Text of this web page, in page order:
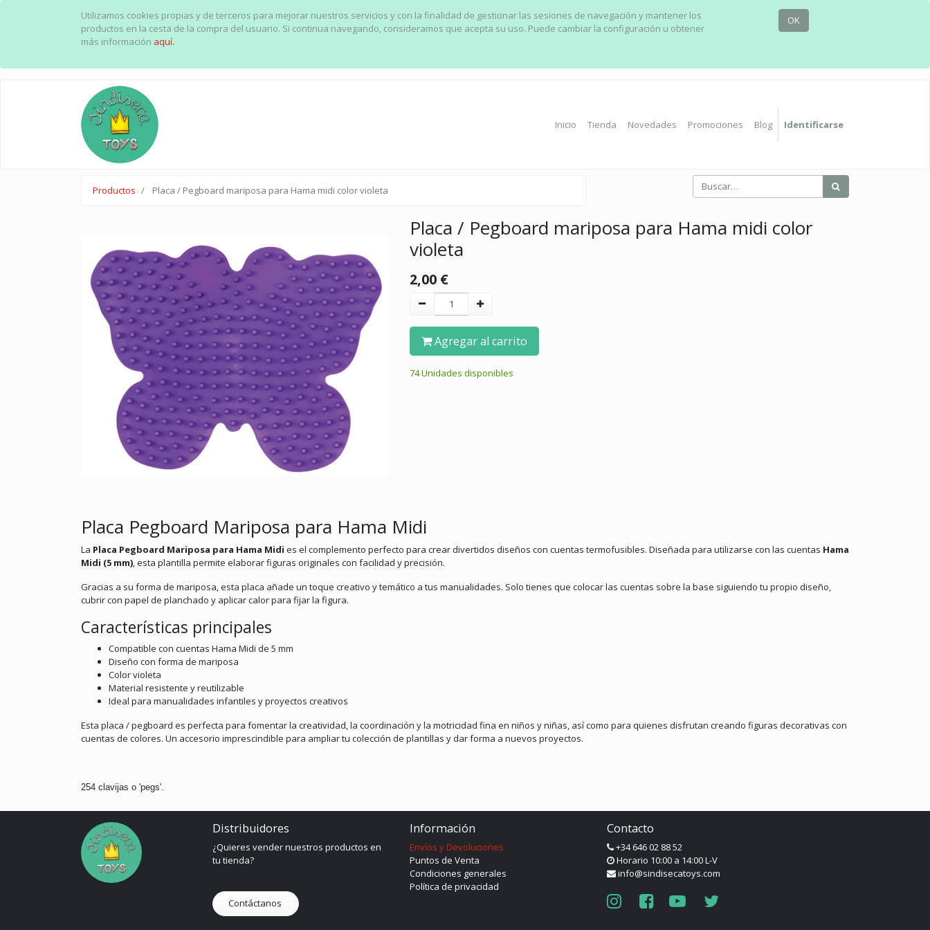
Utilizamos cookies propias y de terceros para mejorar nuestros servicios y con la finalidad de gestionar las sesiones de navegación y mantener los
productos en la cesta de la compra del usuario. Si continua navegando, consideramos que acepta su uso. Puede cambiar la configuración u obtener
más información aquí.
OK
Inicio Tienda Novedades Promociones Blog Identificarse
Productos Placa / Pegboard mariposa para Hama midi color violeta
Placa / Pegboard mariposa para Hama midi color
violeta
2,00 €
Agregar al carrito
74 Unidades disponibles
Placa Pegboard Mariposa para Hama Midi
La Placa Pegboard Mariposa para Hama Midi es el complemento perfecto para crear divertidos diseños con cuentas termofusibles. Diseñada para utilizarse con las cuentas Hama
Midi (5 mm), esta plantilla permite elaborar figuras originales con facilidad y precisión.
Gracias a su forma de mariposa, esta placa añade un toque creativo y temático a tus manualidades. Solo tienes que colocar las cuentas sobre la base siguiendo tu propio diseño,
cubrir con papel de planchado y aplicar calor para fijar la figura.
Características principales
Compatible con cuentas Hama Midi de 5 mm
Diseño con forma de mariposa
Color violeta
Material resistente y reutilizable
Ideal para manualidades infantiles y proyectos creativos
Esta placa / pegboard es perfecta para fomentar la creatividad, la coordinación y la motricidad fina en niños y niñas, así como para quienes disfrutan creando figuras decorativas con
cuentas de colores. Un accesorio imprescindible para ampliar tu colección de plantillas y dar forma a nuevos proyectos.
254 clavijas o 'pegs'.
Distribuidores
¿Quieres vender nuestros productos en
tu tienda?
Contáctanos
Información
Envíos y Devoluciones
Puntos de Venta
Condiciones generales
Política de privacidad
Contacto
+34 646 02 88 52
Horario 10:00 a 14:00 L-V
info@sindisecatoys.com